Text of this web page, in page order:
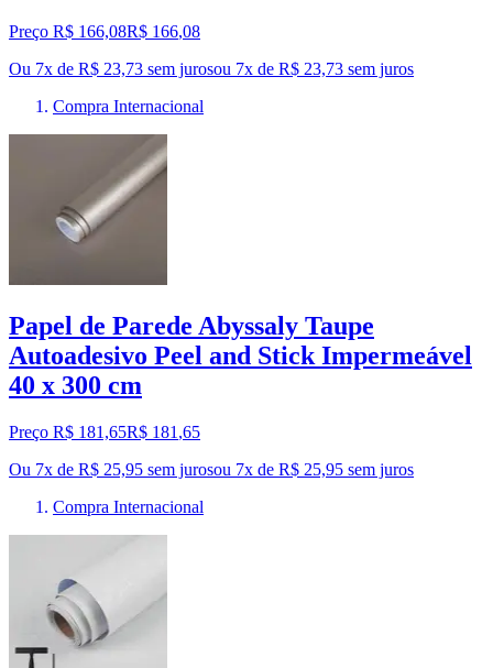
Preço R$ 166,08R$ 166,08
Ou 7x de R$ 23,73 sem jurosou 7x de R$ 23,73 sem juros
Compra Internacional
Papel de Parede Abyssaly Taupe
Autoadesivo Peel and Stick Impermeável
40 x 300 cm
Preço R$ 181,65R$ 181 ,65
Ou 7x de R$ 25,95 sem jurosou 7x de R$ 25,95 sem juros
Compra Internacional